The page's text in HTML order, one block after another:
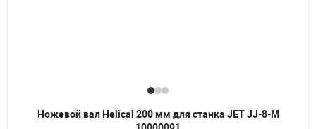
Ножевой вал Helical 200 мм для станка JET JJ-8-M